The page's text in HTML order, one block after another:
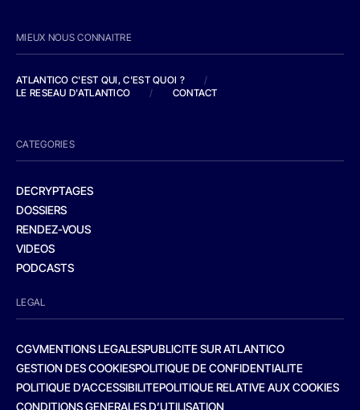
MIEUX NOUS CONNAITRE
ATLANTICO C'EST QUI, C'EST QUOI ?
/
LE RESEAU D'ATLANTICO
/ CONTACT
CATEGORIES
DECRYPTAGES
DOSSIERS
RENDEZ-VOUS
VIDEOS
PODCASTS
LEGAL
CGVMENTIONS LEGALESPUBLICITE SUR ATLANTICO
GESTION DES COOKIESPOLITIQUE DE CONFIDENTIALITE
POLITIQUE D’ACCESSIBILITEPOLITIQUE RELATIVE AUX COOKIES
CONDITIONS GENERALES D’UTILISATION